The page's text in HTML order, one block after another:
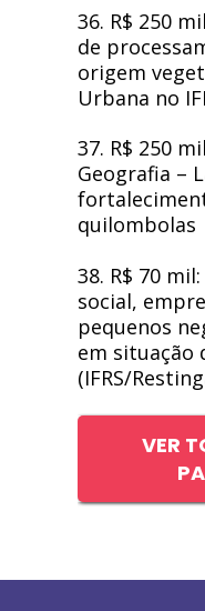
36. R$ 250
de
origem
Urbana no
37. R$ 250
Geografia –
quilombolas
38. R$ 70
social,
pequenos
em situação
(IFRS/
VER